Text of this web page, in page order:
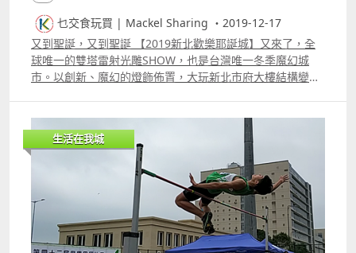
乜交食玩買 | Mackel Sharing ・2019-12-17
又到聖誕，又到聖誕 【2019新北歡樂耶誕城】又來了，全
球唯一的雙塔雷射光雕SHOW，也是台灣唯一冬季魔幻城
市。以創新、魔幻的燈飾佈置，大玩新北市府大樓結構變
打卡熱點的燈飾天橋，包含：以冰晶藍、精靈黃打造的新府
路天橋「變色光廊」；以迷炫紫綴飾的新站路天橋「紫戀光
廊」、紫黃交織的板橋車站天橋「紫金光廊」、眩目的冰雪
藍打造的中山路天橋「冰柱光廊」，以及冷冽白點亮的府中
遊龍天橋「流星光廊」等；除此之外，「板橋車站B1連通
道」今年也搭配魔法主題，化身為「繽紛海洋泡泡」，每一
條魔法燈飾小徑都是非常浪漫、打卡必影！ 日期：即日至
20200101 上年片段 更多片段：
生活在我城